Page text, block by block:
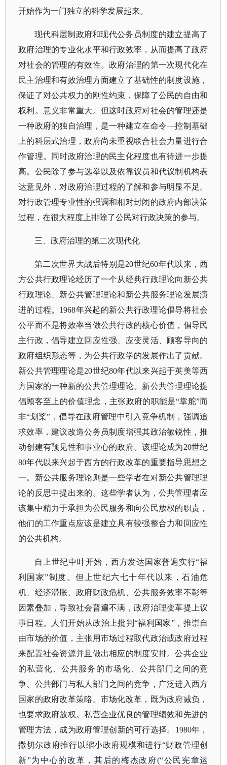
开始作为一门独立的科学发展起来。
现代科层制政府和现代公务员制度的建立提高了
政府治理的专业化水平和行政效率，从而提高了政府
对社会的管理的有效性。政府治理的第一次现代化在
民主治理和有效治理方面建立了基础性的制度设施，
保证了对公共权力的刚性约束，保障了公民的自由和
权利。意义非常重大。但这时政府对社会的管理还是
一种政府的独自治理，是一种建立在命令—控制基础
上的科层式治理，政府尚未重视联合社会力量进行合
作管理。同时政府治理的民主化程度也有待进一步提
高。公民除了参与选举以及依靠议员和代议制机构表
达意见外，对政府治理过程的了解和参与明显不足。
对行政管理专业性的强调和相对封闭的政府内部决策
过程，在很大程度上排除了公民对行政决策的参与。
三、政府治理的第二次现代化
第二次世界大战后特别是20世纪60年代以来，西
方公共行政理论经历了一个从经典行政理论向新公共
行政理论、新公共管理理论和新公共服务理论发展演
进的过程。1968年兴起的新公共行政理论倡导将社会
公平而不是将效率当做公共行政的核心价值，倡导民
主行政，倡导建立回应性强、应变灵活、顾客导向的
政府组织形态等，为公共行政学的发展作出了贡献。
新公共管理理论是20世纪80年代以来兴起于英美等西
方国家的一种新的公共管理理论。新公共管理理论提
倡顾客至上的价值理念，主张政府的职能是“掌舵”而
非“划桨”，倡导在政府管理中引入竞争机制，强调追
求效率，建议改造公务员制度增强其政治敏锐性，推
动创建有预见性和事业心的政府。该理论成为20世纪
80年代以来兴起于西方的行政改革的重要指导思想之
一。新公共服务理论则是一些学者在对新公共管理理
论的反思中提出来的。这些学者认为，公共管理者应
该集中精力于承担为公民服务和向公民放权的职责，
他们的工作重点应该是建立具有较强整合力和回应性
的公共机构。
自上世纪中叶开始，西方发达国家普遍实行“福
利国家”制度。但上世纪六七十年代以来，石油危
机、经济滞胀、政府财政危机、公共服务效率不彰等
因素叠加，导致社会普遍不满，政府治理变革提上议
事日程。人们开始从政治上批判“福利国家”，推崇自
由市场的价值，主张用市场过程取代政治或政府过程
来配置社会资源并且做出相应的制度安排。公共企业
的私营化、公共服务的市场化、公共部门之间的竞
争、公共部门与私人部门之间的竞争，广泛进入西方
国家的政府改革策略。市场化改革，既为政府减负，
也要求政府放权。私营企业优良的管理绩效和先进的
管理方法，成为政府管理创新的可行选择。1980年，
撒切尔政府推行以缩小政府规模和进行“财政管理创
新”为中心的改革，其后的梅杰政府(“公民宪章运